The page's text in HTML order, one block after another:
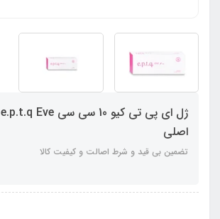
ژل ای پی تی کیو 10 سی سی e.p.t.q Eve
اصلی
تضمین بی قید و شرط اصالت و کیفیت کالا